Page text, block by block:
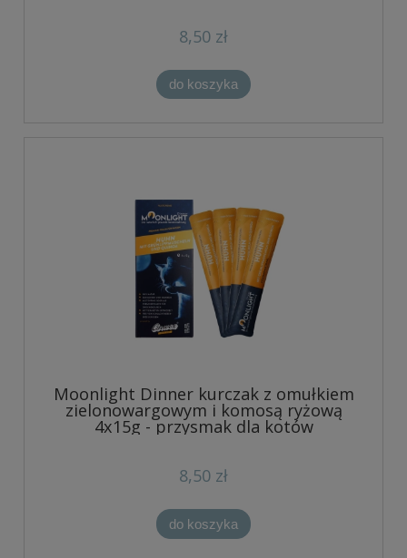
8,50 zł
do koszyka
Moonlight Dinner kurczak z omułkiem
zielonowargowym i komosą ryżową
4x15g - przysmak dla kotów
8,50 zł
do koszyka